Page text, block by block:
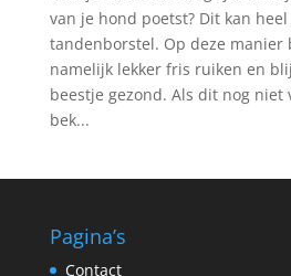
van je hond poetst? Dit kan
tandenborstel. Op deze manier
namelijk lekker fris ruiken en
beestje gezond. Als dit nog niet
bek...
Pagina’s
Contact